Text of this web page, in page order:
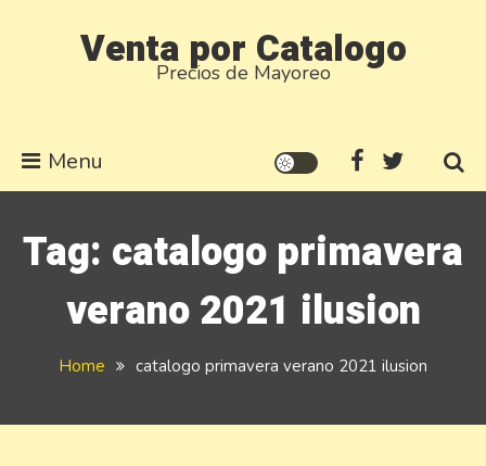
Venta por Catalogo
Precios de Mayoreo
Menu
Tag: catalogo primavera
verano 2021 ilusion
Home catalogo primavera verano 2021 ilusion